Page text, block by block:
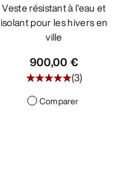
Veste résistant à l'eau et
isolant pour les hivers en
ville
900,00 €
(3)
Comparer